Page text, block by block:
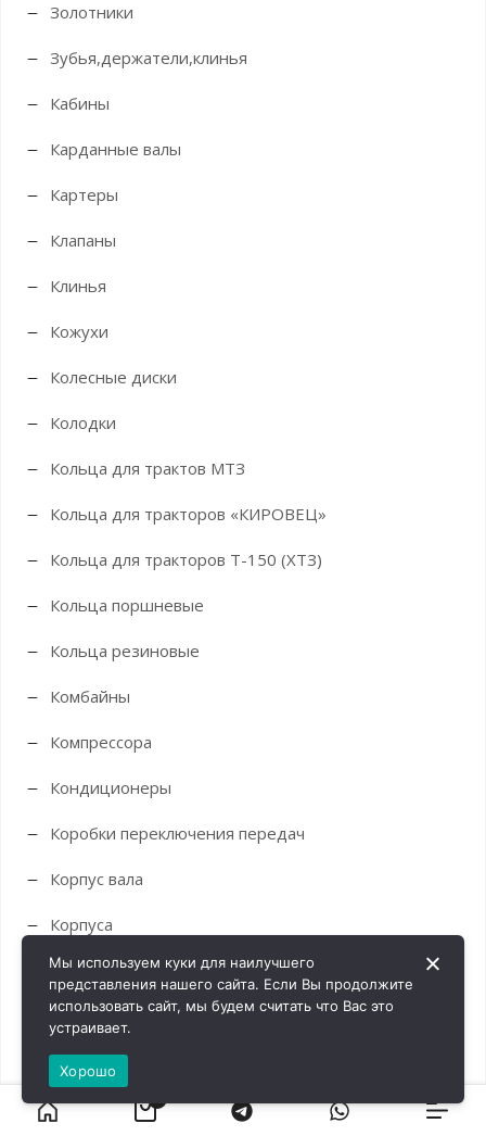
Золотники
Зубья,держатели,клинья
Кабины
Карданные валы
Картеры
Клапаны
Клинья
Кожухи
Колесные диски
Колодки
Кольца для трактов МТЗ
Кольца для тракторов «КИРОВЕЦ»
Кольца для тракторов Т-150 (ХТЗ)
Кольца поршневые
Кольца резиновые
Комбайны
Компрессора
Кондиционеры
Коробки переключения передач
Корпус вала
Корпуса
Краны
Крестовины
Кронштейны
Крыльчатки и муфты
Мы используем куки для наилучшего
представления нашего сайта. Если Вы продолжите
использовать сайт, мы будем считать что Вас это
устраивает.
Хорошо